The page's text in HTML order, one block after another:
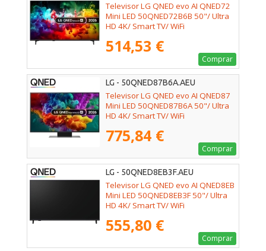
Televisor LG QNED evo AI QNED72
Mini LED 50QNED72B6B 50"/ Ultra
HD 4K/ Smart TV/ WiFi
514,53 €
Comprar
LG - 50QNED87B6A.AEU
Televisor LG QNED evo AI QNED87
Mini LED 50QNED87B6A 50"/ Ultra
HD 4K/ Smart TV/ WiFi
775,84 €
Comprar
LG - 50QNED8EB3F.AEU
Televisor LG QNED evo AI QNED8EB
Mini LED 50QNED8EB3F 50"/ Ultra
HD 4K/ Smart TV/ WiFi
555,80 €
Comprar